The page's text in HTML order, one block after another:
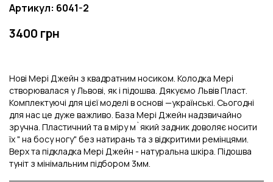
Артикул: 6041-2
3400 грн
Нові Мері Джейн з квадратним носиком. Колодка Мері
створювалася у Львові, як і підошва. Дякуємо Львів Пласт.
Комплектуючі для цієї моделі в основі —українські. Сьогодні
для нас це дуже важливо. База Мері Джейн надзвичайно
зручна. Пластичний та в міру м`який задник доволяє носити
їх " на босу ногу" без натирань та з відкритими ремінцями.
Верх та підкладка Мері Джейн - натуральна шкіра. Підошва
туніт з мінімальним підбором 3мм.